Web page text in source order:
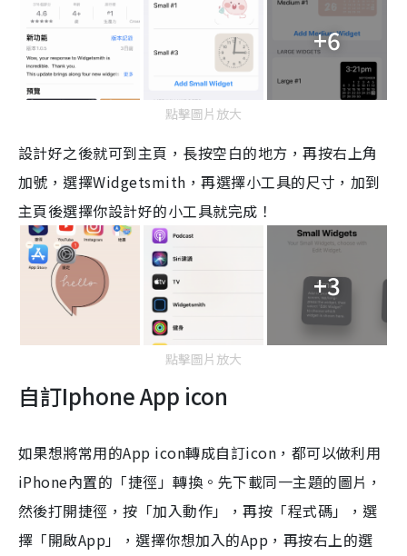
+6
點擊圖片放大
設計好之後就可到主頁，長按空白的地方，再按右上角
加號，選擇Widgetsmith ，再選擇小工具的尺寸，加到
主頁後選擇你設計好的小工具就完成！
+3
點擊圖片放大
自訂Iphone App icon
如果想將常用的App icon轉成自訂icon ，都可以做利用
iPhone內置的「捷徑」轉換。先下載同一主題的圖片，
然後打開捷徑，按「加入動作」，再按「程式碼」，選
擇「開啟App」，選擇你想加入的App ，再按右上的選